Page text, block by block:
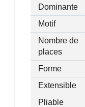
Dominante
Motif
Nombre de
places
Forme
Extensible
Pliable